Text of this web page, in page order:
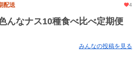
配送 4
んなナス10種食べ比べ定期便
みんなの投稿を見る